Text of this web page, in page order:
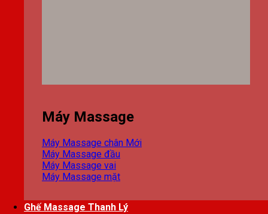
Máy Massage
Máy Massage chân
Máy Massage đầu
Máy Massage vai
Máy Massage mặt
Ghế Massage Thanh Lý